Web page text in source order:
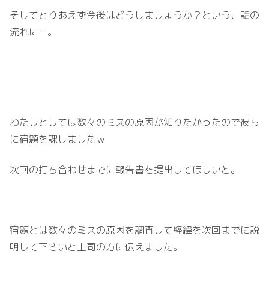
そしてとりあえず今後はどうしましょうか？という、話の
流れに…。
わたしとしては数々のミスの原因が知りたかったので彼ら
に宿題を課しましたｗ
次回の打ち合わせまでに報告書を提出してほしいと。
宿題とは数々のミスの原因を調査して経緯を次回までに説
明して下さいと上司の方に伝えました。